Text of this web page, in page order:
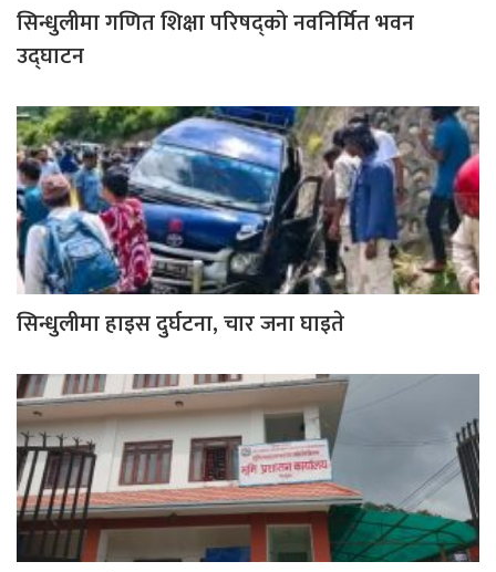
सिन्धुलीमा गणित शिक्षा परिषद्को नवनिर्मित भवन
उद्घाटन
सिन्धुलीमा हाइस दुर्घटना, चार जना घाइते